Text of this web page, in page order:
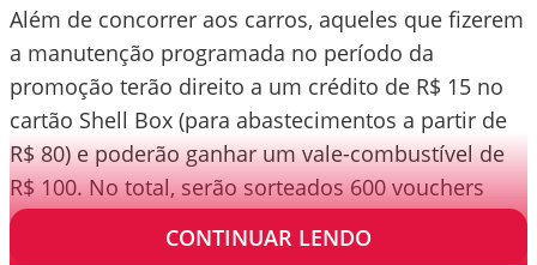
Além de concorrer aos carros, aqueles que fizerem
a manutenção programada no período da
promoção terão direito a um crédito de R$ 15 no
cartão Shell Box (para abastecimentos a partir de
R$ 80) e poderão ganhar um vale-combustível de
R$ 100. No total, serão sorteados 600 vouchers
entre os meses de agosto e novembro.
CONTINUAR LENDO